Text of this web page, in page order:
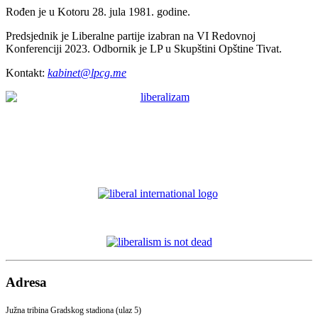
Rođen je u Kotoru 28. jula 1981. godine.
Predsjednik je Liberalne partije izabran na VI Redovnoj
Konferenciji 2023. Odbornik je LP u Skupštini Opštine Tivat.
Kontakt: kabinet@lpcg.me
Adresa
Južna tribina Gradskog stadiona (ulaz 5)